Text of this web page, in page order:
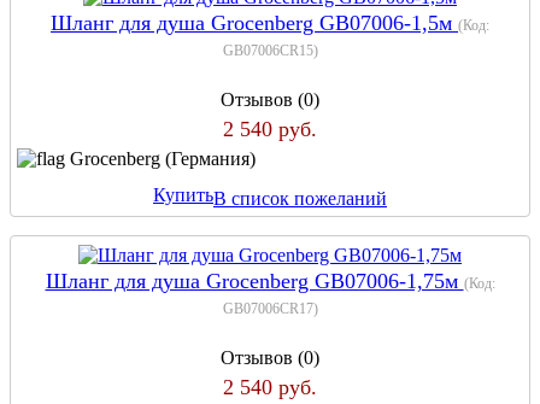
Шланг для душа Grocenberg GB07006-1,5м (Код:
GB07006CR15)
Отзывов (0)
2 540 руб.
Grocenberg (Германия)
КупитьВ список пожеланий
Шланг для душа Grocenberg GB07006-1,75м (Код:
GB07006CR17)
Отзывов (0)
2 540 руб.